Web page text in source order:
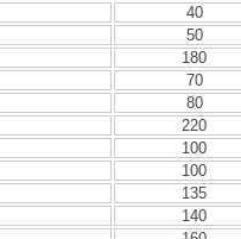
40
50
180
70
80
220
100
100
135
140